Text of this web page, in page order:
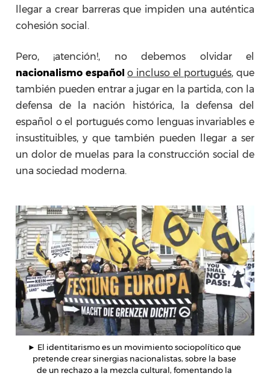
llegar a crear barreras que impiden una auténtica
cohesión social.
Pero, ¡atención!, no debemos olvidar el
nacionalismo español o incluso el portugués, que
también pueden entrar a jugar en la partida, con la
defensa de la nación histórica, la defensa del
español o el portugués como lenguas invariables e
insustituibles, y que también pueden llegar a ser
un dolor de muelas para la construcción social de
una sociedad moderna.
► El identitarismo es un movimiento sociopolítico que
pretende crear sinergias nacionalistas, sobre la base
de un rechazo a la mezcla cultural, fomentando la